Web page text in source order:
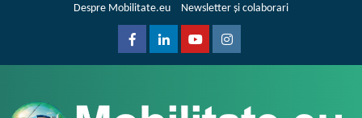
Despre Mobilitate.eu Newsletter și colaborari
FacebookLinkedinYoutubeInstagram